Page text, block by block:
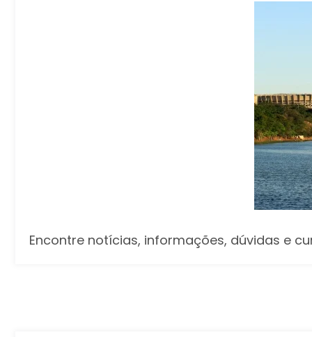
Encontre notícias, informações, dúvidas e